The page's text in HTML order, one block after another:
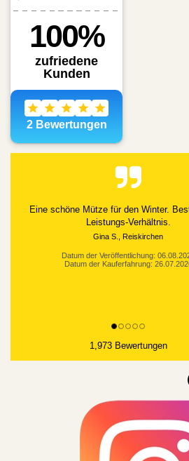
Alles gut geklappt
Datum der Kauferfahrung: 21.07.2026
1,973 Bewertungen